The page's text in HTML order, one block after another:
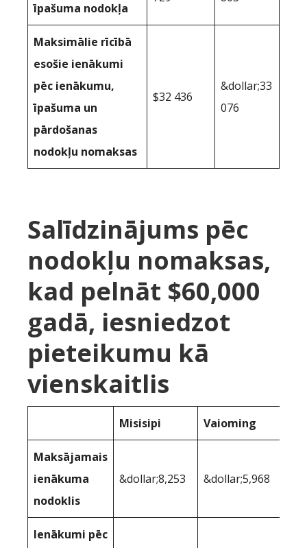
īpašuma nodokļa
Maksimālie rīcībā
esošie ienākumi
pēc ienākumu,
īpašuma un
pārdošanas
nodokļu nomaksas
$32 436
&dollar;33
076
Salīdzinājums pēc
nodokļu nomaksas,
kad pelnāt $60,000
gadā, iesniedzot
pieteikumu kā
vienskaitlis
Misisipi Vaioming
Maksājamais
ienākuma
nodoklis
&dollar;8,253 &dollar;5,968
Ienākumi pēc